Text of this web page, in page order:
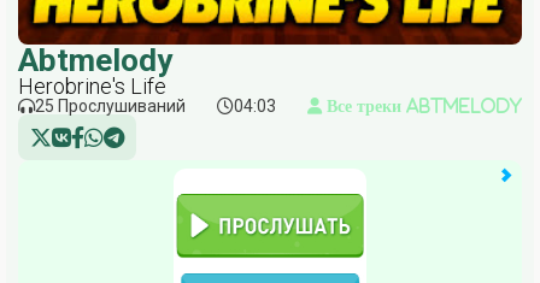
Abtmelody
Herobrine's Life
25 Прослушиваний 04:03 Все треки Abtmelody